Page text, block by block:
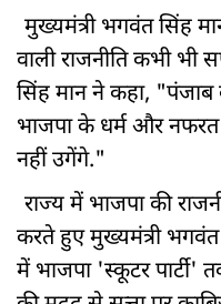
मुख्यमंत्री भगवंत सिंह
वाली राजनीति कभी भी
सिंह मान ने कहा, "पंजाब
भाजपा के धर्म और नफरत
नहीं उगेंगे."
राज्य में भाजपा की
करते हुए मुख्यमंत्री
में भाजपा 'स्कूटर पार्टी'